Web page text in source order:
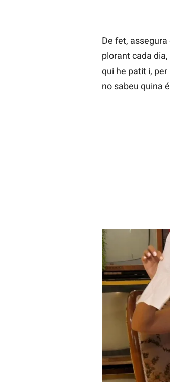
De fet,
plorant cada
qui he patit i,
no sabeu quina